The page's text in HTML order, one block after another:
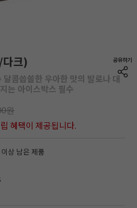
크)
콤씁쓸한 우아한 맛의 발로나 대
는 아이스박스 필수
원
혜택이 제공됩니다.
상 남은 제품